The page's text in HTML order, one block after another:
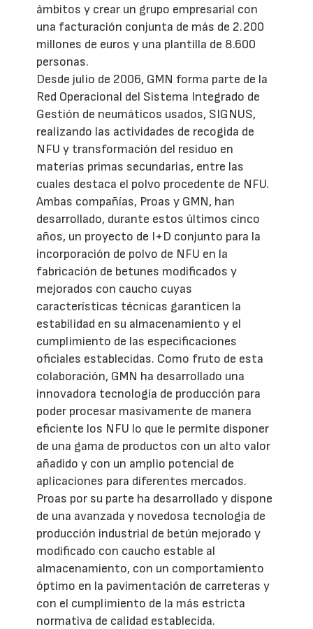
ámbitos y crear un grupo empresarial con
una facturación conjunta de más de 2.200
millones de euros y una plantilla de 8.600
personas.
Desde julio de 2006, GMN forma parte de la
Red Operacional del Sistema Integrado de
Gestión de neumáticos usados, SIGNUS,
realizando las actividades de recogida de
NFU y transformación del residuo en
materias primas secundarias, entre las
cuales destaca el polvo procedente de NFU.
Ambas compañías, Proas y GMN, han
desarrollado, durante estos últimos cinco
años, un proyecto de I+D conjunto para la
incorporación de polvo de NFU en la
fabricación de betunes modificados y
mejorados con caucho cuyas
características técnicas garanticen la
estabilidad en su almacenamiento y el
cumplimiento de las especificaciones
oficiales establecidas. Como fruto de esta
colaboración, GMN ha desarrollado una
innovadora tecnología de producción para
poder procesar masivamente de manera
eficiente los NFU lo que le permite disponer
de una gama de productos con un alto valor
añadido y con un amplio potencial de
aplicaciones para diferentes mercados.
Proas por su parte ha desarrollado y dispone
de una avanzada y novedosa tecnología de
producción industrial de betún mejorado y
modificado con caucho estable al
almacenamiento, con un comportamiento
óptimo en la pavimentación de carreteras y
con el cumplimiento de la más estricta
normativa de calidad establecida.